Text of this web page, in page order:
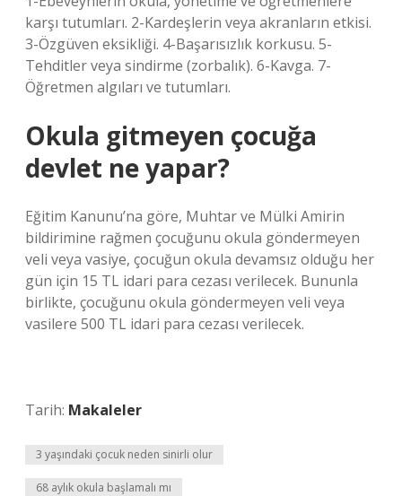
karşı tutumları. 2-Kardeşlerin veya akranların etkisi.
3-Özgüven eksikliği. 4-Başarısızlık korkusu. 5-
Tehditler veya sindirme (zorbalık). 6-Kavga. 7-
Öğretmen algıları ve tutumları.
Okula gitmeyen çocuğa
devlet ne yapar?
Eğitim Kanunu’na göre, Muhtar ve Mülki Amirin
bildirimine rağmen çocuğunu okula göndermeyen
veli veya vasiye, çocuğun okula devamsız olduğu her
gün için 15 TL idari para cezası verilecek. Bununla
birlikte, çocuğunu okula göndermeyen veli veya
vasilere 500 TL idari para cezası verilecek.
Tarih: Makaleler
3 yaşındaki çocuk neden sinirli olur
68 aylık okula başlamalı mı